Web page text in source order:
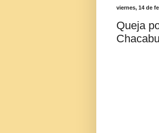
viernes, 14 de
Queja